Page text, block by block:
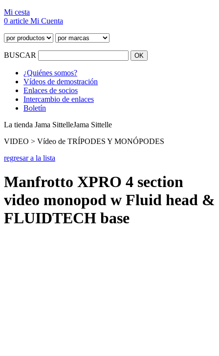
Mi cesta
0 article Mi Cuenta
BUSCAR
¿Quiénes somos?
Vídeos de demostración
Enlaces de socios
Intercambio de enlaces
Boletín
La tienda Jama SittelleJama Sittelle
VIDEO > Vídeo de TRÍPODES Y MONÓPODES
regresar a la lista
Manfrotto XPRO 4 section
video monopod w Fluid head &
FLUIDTECH base